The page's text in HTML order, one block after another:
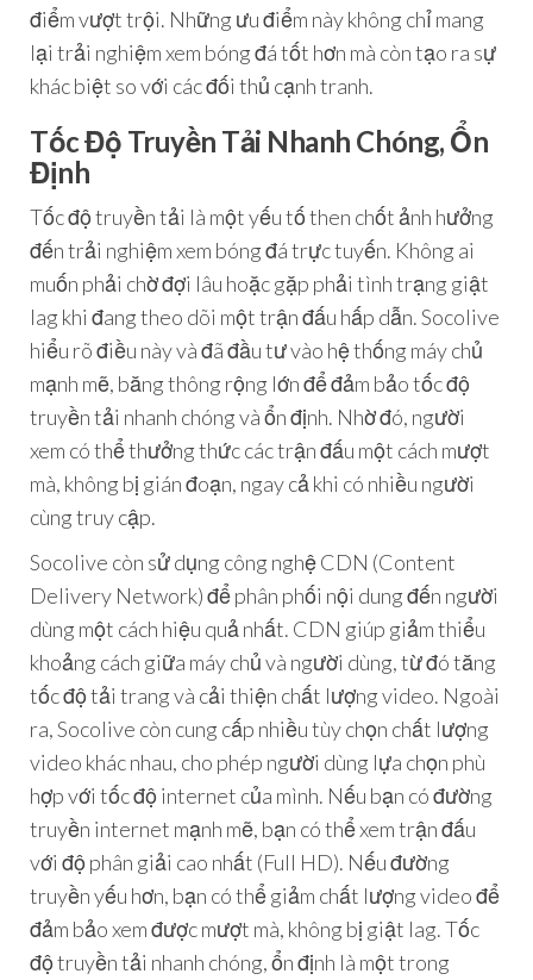
điểm vượt trội. Những ưu điểm này không chỉ mang
lại trải nghiệm xem bóng đá tốt hơn mà còn tạo ra sự
khác biệt so với các đối thủ cạnh tranh.
Tốc Độ Truyền Tải Nhanh Chóng, Ổn
Định
Tốc độ truyền tải là một yếu tố then chốt ảnh hưởng
đến trải nghiệm xem bóng đá trực tuyến. Không ai
muốn phải chờ đợi lâu hoặc gặp phải tình trạng giật
lag khi đang theo dõi một trận đấu hấp dẫn. Socolive
hiểu rõ điều này và đã đầu tư vào hệ thống máy chủ
mạnh mẽ, băng thông rộng lớn để đảm bảo tốc độ
truyền tải nhanh chóng và ổn định. Nhờ đó, người
xem có thể thưởng thức các trận đấu một cách mượt
mà, không bị gián đoạn, ngay cả khi có nhiều người
cùng truy cập.
Socolive còn sử dụng công nghệ CDN (Content
Delivery Network) để phân phối nội dung đến người
dùng một cách hiệu quả nhất. CDN giúp giảm thiểu
khoảng cách giữa máy chủ và người dùng, từ đó tăng
tốc độ tải trang và cải thiện chất lượng video. Ngoài
ra, Socolive còn cung cấp nhiều tùy chọn chất lượng
video khác nhau, cho phép người dùng lựa chọn phù
hợp với tốc độ internet của mình. Nếu bạn có đường
truyền internet mạnh mẽ, bạn có thể xem trận đấu
với độ phân giải cao nhất (Full HD). Nếu đường
truyền yếu hơn, bạn có thể giảm chất lượng video để
đảm bảo xem được mượt mà, không bị giật lag. Tốc
độ truyền tải nhanh chóng, ổn định là một trong